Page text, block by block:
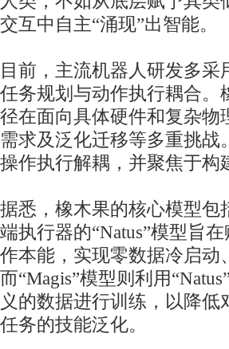
交互中自主“涌现”出智能。
目前，主流机器人研发多
任务规划与动作执行耦合。
径在面向具体硬件和复杂物
需求及泛化迁移等多重挑
操作执行解耦，并聚焦于构
据悉，橡木果的核心模型包
端执行器的“Natus”模型旨
作本能，实现零数据冷启动
而“Magis”模型则利用
义的数据进行训练，以降
任务的技能泛化。